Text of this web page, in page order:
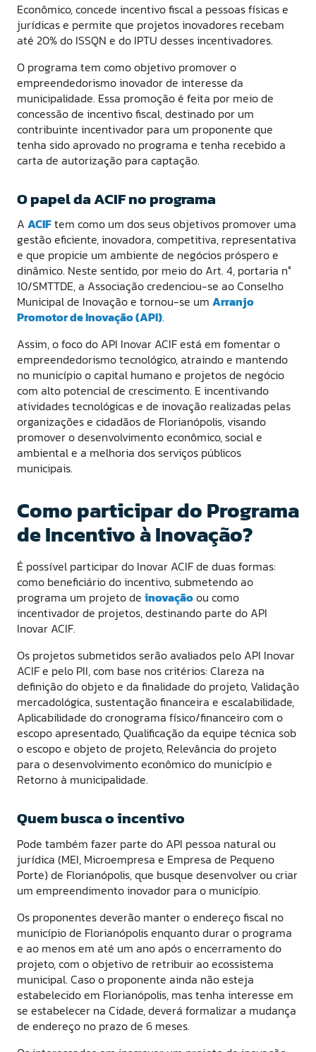
Econômico, concede incentivo fiscal a pessoas físicas e
jurídicas e permite que projetos inovadores recebam
até 20% do ISSQN e do IPTU desses incentivadores.
O programa tem como objetivo promover o
empreendedorismo inovador de interesse da
municipalidade. Essa promoção é feita por meio de
concessão de incentivo fiscal, destinado por um
contribuinte incentivador para um proponente que
tenha sido aprovado no programa e tenha recebido a
carta de autorização para captação.
O papel da ACIF no programa
A ACIFtem como um dos seus objetivos promover uma
gestão eficiente, inovadora, competitiva, representativa
e que propicie um ambiente de negócios próspero e
dinâmico. Neste sentido, por meio do Art. 4, portaria n°
10/SMTTDE, a Associação credenciou-se ao Conselho
Municipal de Inovação e tornou-se um Arranjo
Promotor de Inovação (API).
Assim, o foco do API Inovar ACIF está em fomentar o
empreendedorismo tecnológico, atraindo e mantendo
no município o capital humano e projetos de negócio
com alto potencial de crescimento. E incentivando
atividades tecnológicas e de inovação realizadas pelas
organizações e cidadãos de Florianópolis, visando
promover o desenvolvimento econômico, social e
ambiental e a melhoria dos serviços públicos
municipais.
Como participar do Programa
de Incentivo à Inovação?
É possível participar do Inovar ACIF de duas formas:
como beneficiário do incentivo, submetendo ao
programa um projeto de inovaçãoou como
incentivador de projetos, destinando parte do API
Inovar ACIF.
Os projetos submetidos serão avaliados pelo API Inovar
ACIF e pelo PII, com base nos critérios: Clareza na
definição do objeto e da finalidade do projeto, Validação
mercadológica, sustentação financeira e escalabilidade,
Aplicabilidade do cronograma físico/financeiro com o
escopo apresentado, Qualificação da equipe técnica sob
o escopo e objeto de projeto, Relevância do projeto
para o desenvolvimento econômico do município e
Retorno à municipalidade.
Quem busca o incentivo
Pode também fazer parte do API pessoa natural ou
jurídica (MEI, Microempresa e Empresa de Pequeno
Porte) de Florianópolis, que busque desenvolver ou criar
um empreendimento inovador para o município.
Os proponentes deverão manter o endereço fiscal no
município de Florianópolis enquanto durar o programa
e ao menos em até um ano após o encerramento do
projeto, com o objetivo de retribuir ao ecossistema
municipal. Caso o proponente ainda não esteja
estabelecido em Florianópolis, mas tenha interesse em
se estabelecer na Cidade, deverá formalizar a mudança
de endereço no prazo de 6 meses.